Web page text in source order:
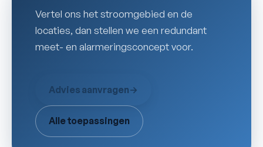
Vertel ons het stroomgebied en de
locaties, dan stellen we een redundant
meet- en alarmeringsconcept voor.
Advies aanvragen→
Alle toepassingen